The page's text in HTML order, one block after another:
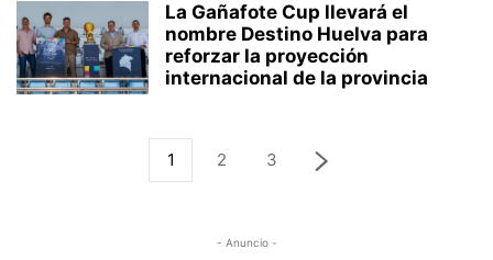
La Gañafote Cup llevará el
nombre Destino Huelva para
reforzar la proyección
internacional de la provincia
1 2 3
- Anuncio -